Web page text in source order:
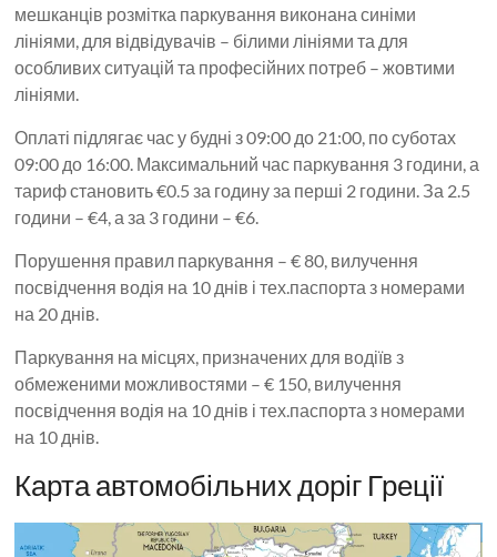
мешканців розмітка паркування виконана синіми
лініями, для відвідувачів – білими лініями та для
особливих ситуацій та професійних потреб – жовтими
лініями.
Оплаті підлягає час у будні з 09:00 до 21:00, по суботах
09:00 до 16:00. Максимальний час паркування 3 години, а
тариф становить €0.5 за годину за перші 2 години. За 2.5
години – €4, а за 3 години – €6.
Порушення правил паркування – € 80, вилучення
посвідчення водія на 10 днів і тех.паспорта з номерами
на 20 днів.
Паркування на місцях, призначених для водіїв з
обмеженими можливостями – € 150, вилучення
посвідчення водія на 10 днів і тех.паспорта з номерами
на 10 днів.
Карта автомобільних доріг Греції